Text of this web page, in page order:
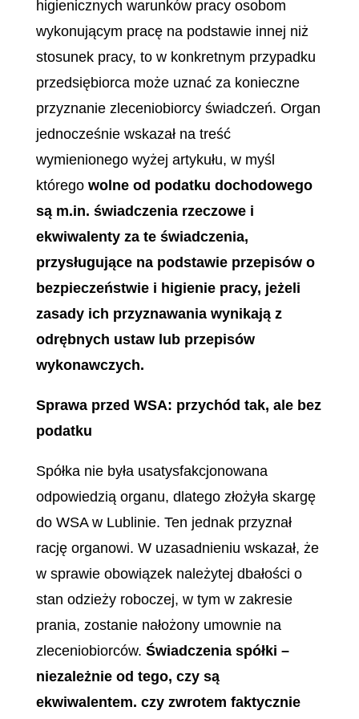
higienicznych warunków pracy osobom
wykonującym pracę na podstawie innej niż
stosunek pracy, to w konkretnym przypadku
przedsiębiorca może uznać za konieczne
przyznanie zleceniobiorcy świadczeń. Organ
jednocześnie wskazał na treść
wymienionego wyżej artykułu, w myśl
którego wolne od podatku dochodowego
są m.in. świadczenia rzeczowe i
ekwiwalenty za te świadczenia,
przysługujące na podstawie przepisów o
bezpieczeństwie i higienie pracy, jeżeli
zasady ich przyznawania wynikają z
odrębnych ustaw lub przepisów
wykonawczych.
Sprawa przed WSA: przychód tak, ale bez
podatku
Spółka nie była usatysfakcjonowana
odpowiedzią organu, dlatego złożyła skargę
do WSA w Lublinie. Ten jednak przyznał
rację organowi. W uzasadnieniu wskazał, że
w sprawie obowiązek należytej dbałości o
stan odzieży roboczej, w tym w zakresie
prania, zostanie nałożony umownie na
zleceniobiorców. Świadczenia spółki –
niezależnie od tego, czy są
ekwiwalentem. czy zwrotem faktycznie